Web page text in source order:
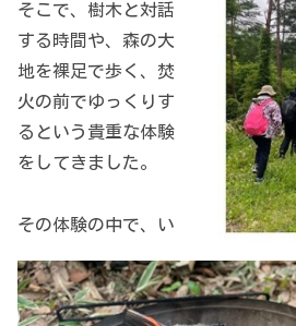
そこで、樹木と対話
する時間や、森の大
地を裸足で歩く、焚
火の前でゆっくりす
るという貴重な体験
をしてきました。
その体験の中で、い